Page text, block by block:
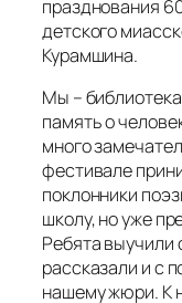
празднования
детского
Курамшина.
Мы –
память о
много
фестивале
поклонники
школу, но уже
Ребята выучили
рассказали и с
нашему жюри. К